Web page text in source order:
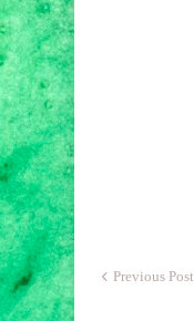
Previous Post